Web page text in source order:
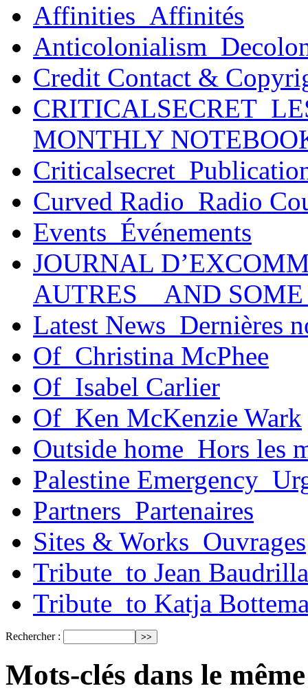
Affinities_Affinités
Credit Contact &
MONTHLY
Curved Radio_Radio
Events_Événements
JOURNAL
AUTRES _ AND
Latest News_Dernières
Of_Christina McPhee
Of_Isabel Carlier
Of_Ken McKenzie Wark
Outside home_Hors les
Palestine
Partners_Partenaires
Sites & Works_Ouvrages
Tribute_to Jean
Tribute_to Katja
Rechercher :
Mots-clés dans le